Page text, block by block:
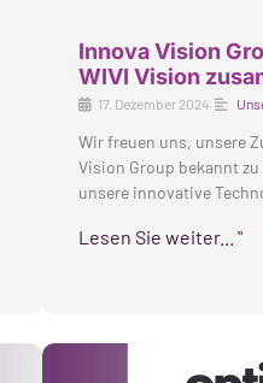
Innova Vision
WIVI Vision
17. Dezember 2024
Wir freuen uns, unsere
Vision Group bekannt
unsere innovative
Lesen Sie weiter... "